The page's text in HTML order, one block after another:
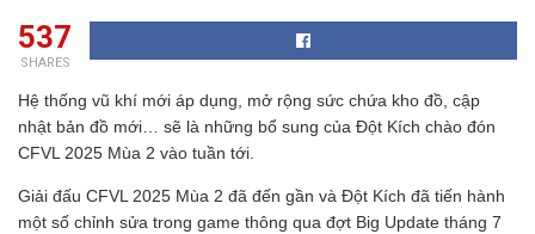
537
SHARES
Hệ thống vũ khí mới áp dụng, mở rộng sức chứa kho đồ, cập
nhật bản đồ mới… sẽ là những bổ sung của Đột Kích chào đón
CFVL 2025 Mùa 2 vào tuần tới.
Giải đấu CFVL 2025 Mùa 2 đã đến gần và Đột Kích đã tiến hành
một số chỉnh sửa trong game thông qua đợt Big Update tháng 7